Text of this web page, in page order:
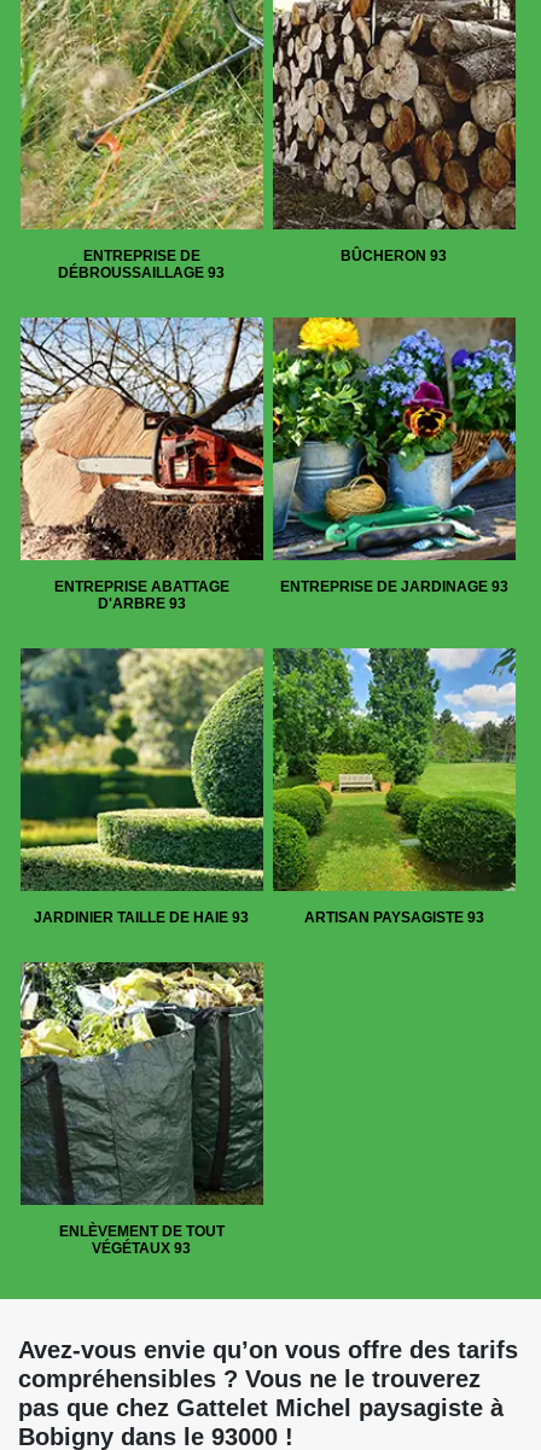
ENTREPRISE DE
DÉBROUSSAILLAGE 93
BÛCHERON 93
ENTREPRISE ABATTAGE
D'ARBRE 93
ENTREPRISE DE JARDINAGE 93
JARDINIER TAILLE DE HAIE 93 ARTISAN PAYSAGISTE 93
ENLÈVEMENT DE TOUT
VÉGÉTAUX 93
Avez-vous envie qu’on vous offre des tarifs
compréhensibles ? Vous ne le trouverez
pas que chez Gattelet Michel paysagiste à
Bobigny dans le 93000 !